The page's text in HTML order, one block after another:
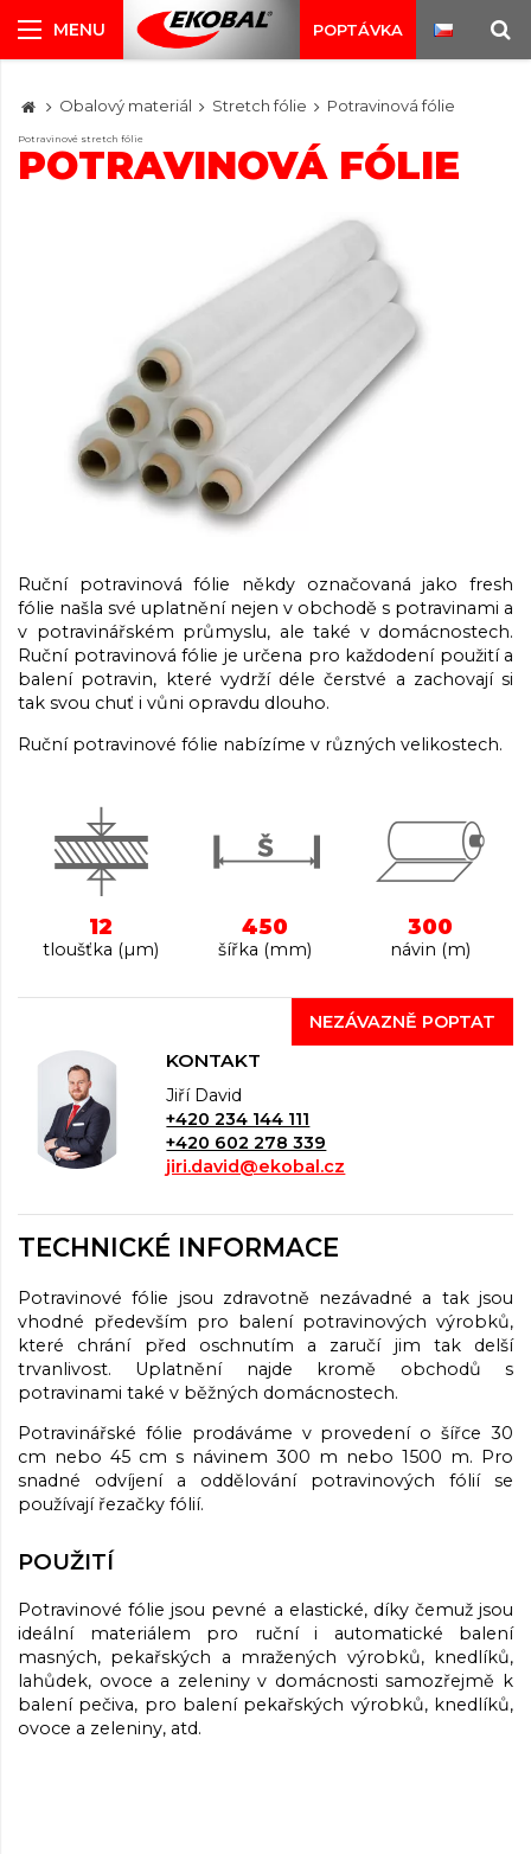
POPTÁVKA
Obalový materiál Stretch fólie Potravinová fólie
Potravinové stretch fólie
POTRAVINOVÁ FÓLIE
Ruční potravinová fólie někdy označovaná jako fresh
fólie našla své uplatnění nejen v obchodě s potravinami a
v potravinářském průmyslu, ale také v domácnostech.
Ruční potravinová fólie je určena pro každodení použití a
balení potravin, které vydrží déle čerstvé a zachovají si
tak svou chuť i vůni opravdu dlouho.
Ruční potravinové fólie nabízíme v různých velikostech.
12
tloušťka (µm)
450
šířka (mm)
300
návin (m)
NEZÁVAZNĚ POPTAT
KONTAKT
Jiří David
+420 234 144 111
+420 602 278 339
jiri.david@ekobal.cz
TECHNICKÉ INFORMACE
Potravinové fólie jsou zdravotně nezávadné a tak jsou
vhodné především pro balení potravinových výrobků,
které chrání před oschnutím a zaručí jim tak delší
trvanlivost. Uplatnění najde kromě obchodů s
potravinami také v běžných domácnostech.
Potravinářské fólie prodáváme v provedení o šířce 30
cm nebo 45 cm s návinem 300 m nebo 1500 m. Pro
snadné odvíjení a oddělování potravinových fólií se
používají řezačky fólií.
POUŽITÍ
Potravinové fólie jsou pevné a elastické, díky čemuž jsou
ideální materiálem pro ruční i automatické balení
masných, pekařských a mražených výrobků, knedlíků,
lahůdek, ovoce a zeleniny v domácnosti samozřejmě k
balení pečiva, pro balení pekařských výrobků, knedlíků,
ovoce a zeleniny, atd.